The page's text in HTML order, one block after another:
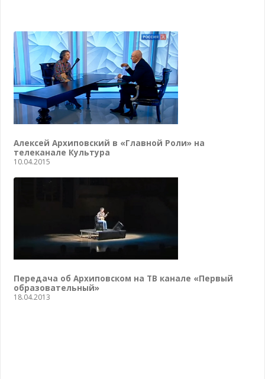
Алексей Архиповский в «Главной Роли» на
телеканале Культура
10.04.2015
Передача об Архиповском на ТВ канале «Первый
образовательный»
18.04.2013